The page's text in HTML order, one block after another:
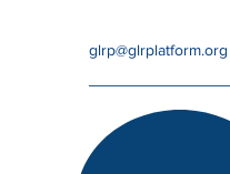
glrp@glrplatform.org